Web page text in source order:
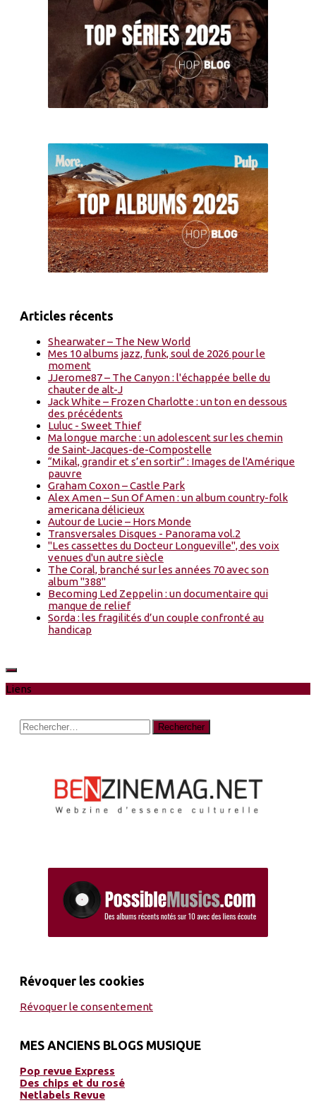
Articles récents
Shearwater – The New World
Mes 10 albums jazz, funk, soul de 2026 pour le
moment
JJerome87 – The Canyon : l'échappée belle du
chauter de alt-J
Jack White – Frozen Charlotte : un ton en dessous
des précédents
Luluc - Sweet Thief
Ma longue marche : un adolescent sur les chemin
de Saint-Jacques-de-Compostelle
“Mikal, grandir et s’en sortir” : Images de l'Amérique
pauvre
Graham Coxon – Castle Park
Alex Amen – Sun Of Amen : un album country-folk
americana délicieux
Autour de Lucie – Hors Monde
Transversales Disques - Panorama vol.2
"Les cassettes du Docteur Longueville", des voix
venues d'un autre siècle
The Coral, branché sur les années 70 avec son
album "388"
Becoming Led Zeppelin : un documentaire qui
manque de relief
Sorda : les fragilités d’un couple confronté au
handicap
Liens
Rechercher :
Révoquer les cookies
Révoquer le consentement
MES ANCIENS BLOGS MUSIQUE
Pop revue Express
Des chips et du rosé
Netlabels Revue